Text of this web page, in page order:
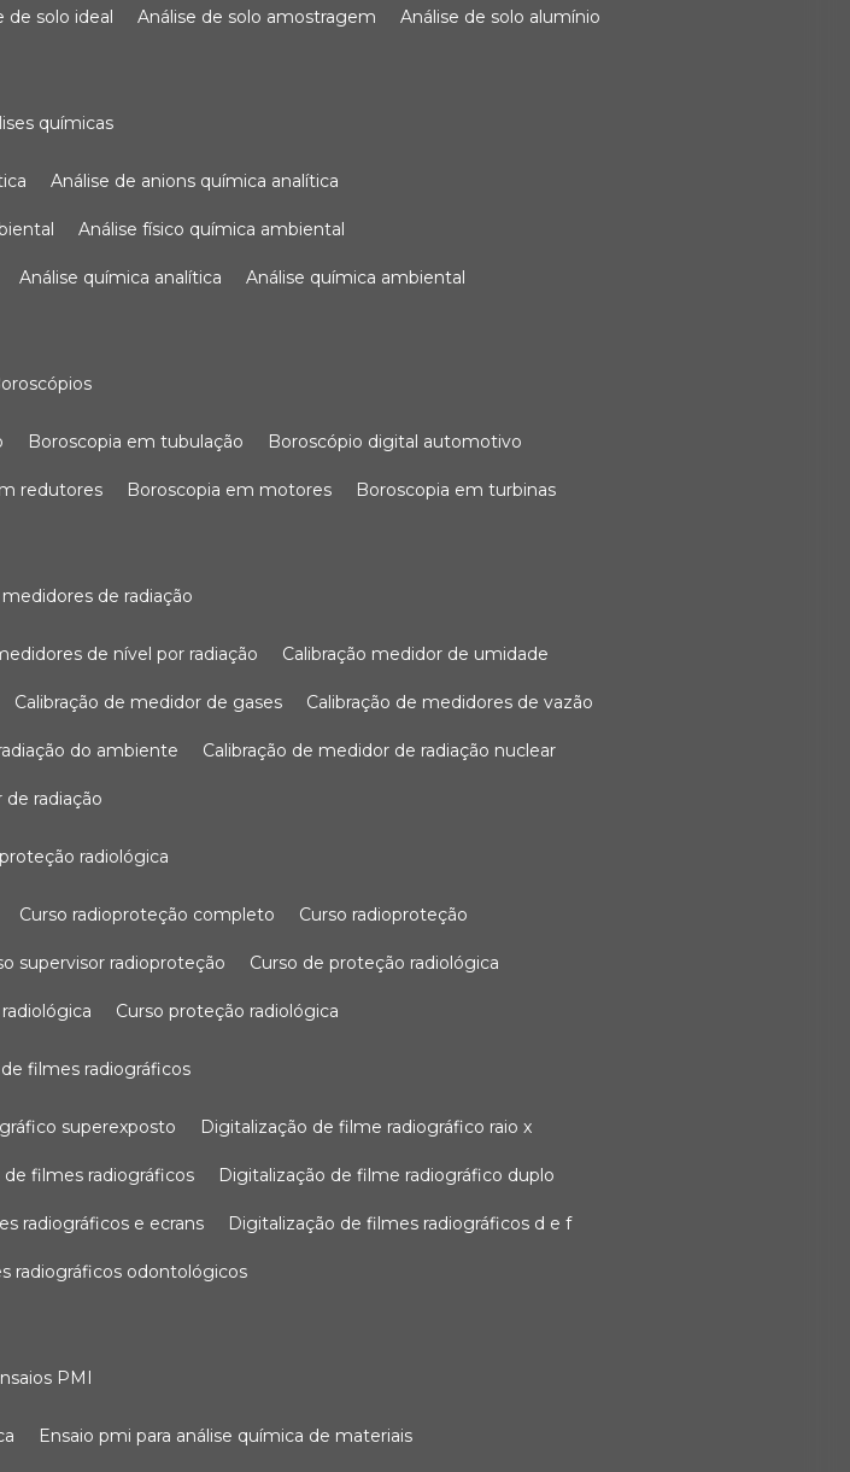
de solo ideal análise de solo amostragem análise de solo alumínio
químicas
análise de anions química analítica
análise físico química ambiental
análise química analítica análise química ambiental
boroscópios
boroscopia em tubulação boroscópio digital automotivo
redutores boroscopia em motores boroscopia em turbinas
medidores de radiação
de nível por radiação calibração medidor de umidade
calibração de medidor de gases calibração de medidores de vazão
do ambiente calibração de medidor de radiação nuclear
de radiação
proteção radiológica
curso radioproteção completo curso radioproteção
supervisor radioproteção curso de proteção radiológica
curso proteção radiológica
de filmes radiográficos
superexposto digitalização de filme radiográfico raio x
de filmes radiográficos digitalização de filme radiográfico duplo
radiográficos e ecrans digitalização de filmes radiográficos d e f
radiográficos odontológicos
ensaios PMI
ensaio pmi para análise química de materiais